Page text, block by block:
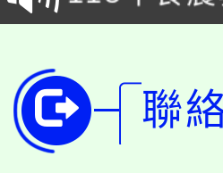
學期銜接
學籍身 分
版
淨零綠領
公告本校
聯